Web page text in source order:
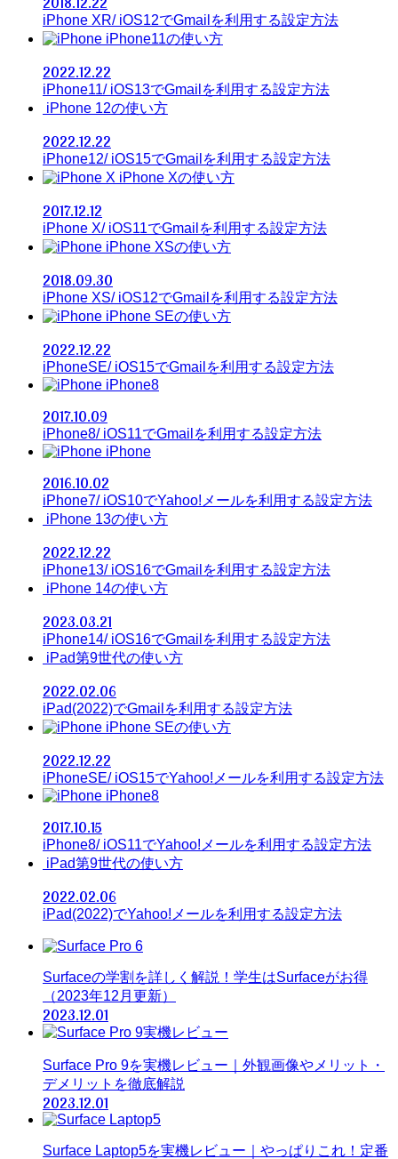
iPhone XR/ iOS12でGmailを利用する設定方法
iPhone11の使い方
2022.12.22
iPhone11/ iOS13でGmailを利用する設定方法
iPhone 12の使い方
2022.12.22
iPhone12/ iOS15でGmailを利用する設定方法
iPhone Xの使い方
2017.12.12
iPhone X/ iOS11でGmailを利用する設定方法
iPhone XSの使い方
2018.09.30
iPhone XS/ iOS12でGmailを利用する設定方法
iPhone SEの使い方
2022.12.22
iPhoneSE/ iOS15でGmailを利用する設定方法
iPhone8
2017.10.09
iPhone8/ iOS11でGmailを利用する設定方法
iPhone
2016.10.02
iPhone7/ iOS10でYahoo!メールを利用する設定方法
iPhone 13の使い方
2022.12.22
iPhone13/ iOS16でGmailを利用する設定方法
iPhone 14の使い方
2023.03.21
iPhone14/ iOS16でGmailを利用する設定方法
iPad第9世代の使い方
2022.02.06
iPad(2022)でGmailを利用する設定方法
iPhone SEの使い方
2022.12.22
iPhoneSE/ iOS15でYahoo!メールを利用する設定方法
iPhone8
2017.10.15
iPhone8/ iOS11でYahoo!メールを利用する設定方法
iPad第9世代の使い方
2022.02.06
iPad(2022)でYahoo!メールを利用する設定方法
Surfaceの学割を詳しく解説！学生はSurfaceがお得
（2023年12月更新）
2023.12.01
Surface Pro 9を実機レビュー｜外観画像やメリット・
デメリットを徹底解説
2023.12.01
Surface Laptop5を実機レビュー｜やっぱりこれ！定番